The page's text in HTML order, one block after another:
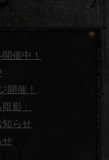
催中！
開催！
影」
知らせ
せ